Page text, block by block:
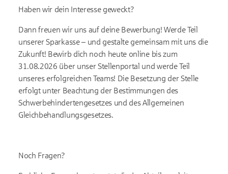
Haben wir dein Interesse geweckt?
Dann freuen wir uns auf deine Bewerbung! Werde Teil
unserer Sparkasse – und gestalte gemeinsam mit uns die
Zukunft! Bewirb dich noch heute online bis zum
31.08.2026 über unser Stellenportal und werde Teil
unseres erfolgreichen Teams! Die Besetzung der Stelle
erfolgt unter Beachtung der Bestimmungen des
Schwerbehindertengesetzes und des Allgemeinen
Gleichbehandlungsgesetzes.
Noch Fragen?